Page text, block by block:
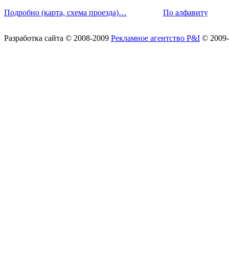
Подробно (карта, схема проезда)…
По алфавиту
Разработка сайта © 2008-2009 Рекламное агентство P&I ©